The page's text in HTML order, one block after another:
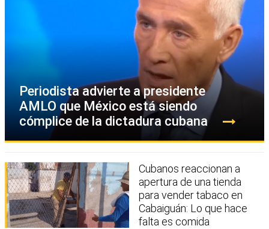
Periodista advierte a presidente
AMLO que México está siendo
cómplice de la dictadura cubana
Cubanos reaccionan a
apertura de una tienda
para vender tabaco en
Cabaiguán: Lo que hace
falta es comida